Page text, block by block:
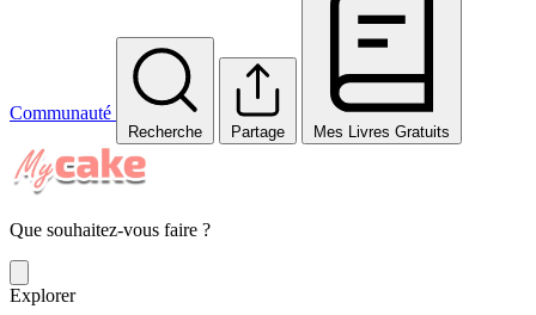
Communauté
Recherche Partage Mes Livres Gratuits
Que souhaitez-vous faire ?
Explorer